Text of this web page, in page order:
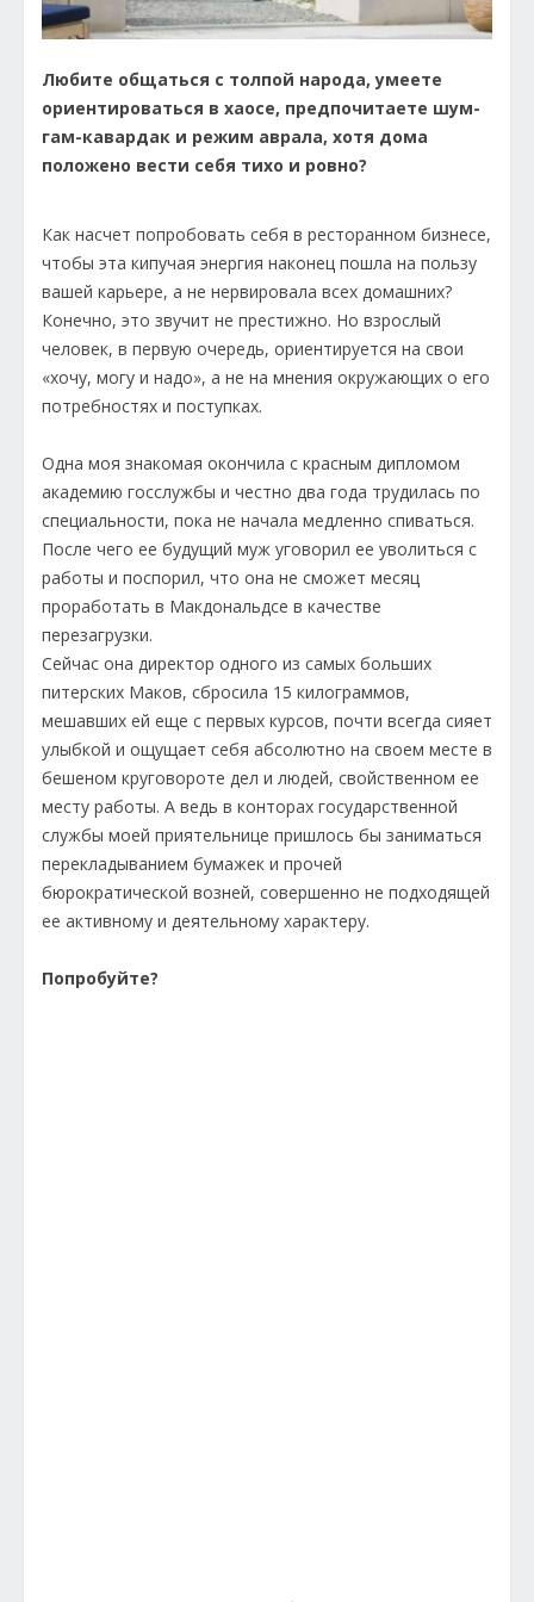
Любите общаться с толпой народа, умеете
ориентироваться в хаосе, предпочитаете шум-
гам-кавардак и режим аврала, хотя дома
положено вести себя тихо и ровно?
Как насчет попробовать себя в ресторанном бизнесе,
чтобы эта кипучая энергия наконец пошла на пользу
вашей карьере, а не нервировала всех домашних?
Конечно, это звучит не престижно. Но взрослый
человек, в первую очередь, ориентируется на свои
«хочу, могу и надо», а не на мнения окружающих о его
потребностях и поступках.
Одна моя знакомая окончила с красным дипломом
академию госслужбы и честно два года трудилась по
специальности, пока не начала медленно спиваться.
После чего ее будущий муж уговорил ее уволиться с
работы и поспорил, что она не сможет месяц
проработать в Макдональдсе в качестве
перезагрузки.
Сейчас она директор одного из самых больших
питерских Маков, сбросила 15 килограммов,
мешавших ей еще с первых курсов, почти всегда сияет
улыбкой и ощущает себя абсолютно на своем месте в
бешеном круговороте дел и людей, свойственном ее
месту работы. А ведь в конторах государственной
службы моей приятельнице пришлось бы заниматься
перекладыванием бумажек и прочей
бюрократической возней, совершенно не подходящей
ее активному и деятельному характеру.
Попробуйте?